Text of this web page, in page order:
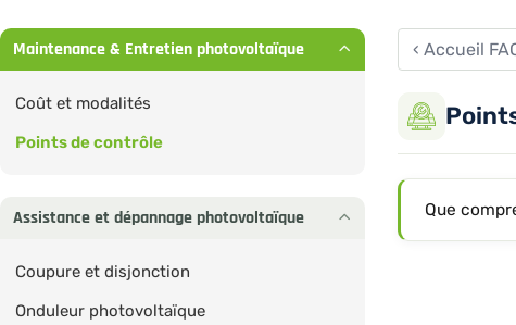
Maintenance & Entretien photovoltaïque
Coût et modalités
Points de contrôle
Assistance et dépannage photovoltaïque
Coupure et disjonction
Onduleur photovoltaïque
‹ Accueil
Que